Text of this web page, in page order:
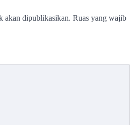
akan dipublikasikan. Ruas yang wajib